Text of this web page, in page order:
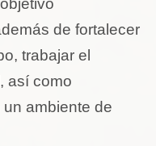
de fortalecer
trabajar el
así como
ambiente de